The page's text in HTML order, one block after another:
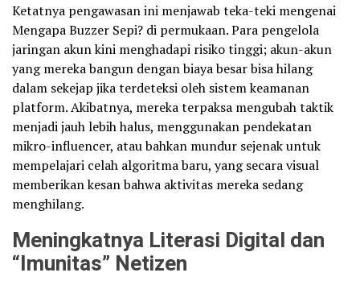
Ketatnya pengawasan ini menjawab teka-teki mengenai
Mengapa Buzzer Sepi? di permukaan. Para pengelola
jaringan akun kini menghadapi risiko tinggi; akun-akun
yang mereka bangun dengan biaya besar bisa hilang
dalam sekejap jika terdeteksi oleh sistem keamanan
platform. Akibatnya, mereka terpaksa mengubah taktik
menjadi jauh lebih halus, menggunakan pendekatan
mikro-influencer, atau bahkan mundur sejenak untuk
mempelajari celah algoritma baru, yang secara visual
memberikan kesan bahwa aktivitas mereka sedang
menghilang.
Meningkatnya Literasi Digital dan
“Imunitas” Netizen